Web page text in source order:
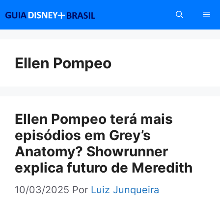
conteúdo
Ellen Pompeo
Ellen Pompeo terá mais
episódios em Grey’s
Anatomy? Showrunner
explica futuro de Meredith
10/03/2025 Por Luiz Junqueira